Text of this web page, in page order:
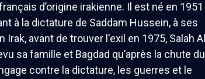
d’origine irakienne. Il est né en 1951
à la dictature de Saddam Hussein, à ses
Irak, avant de trouver l'exil en 1975, Salah Al
sa famille et Bagdad qu’après la chute du
contre la dictature, les guerres et le